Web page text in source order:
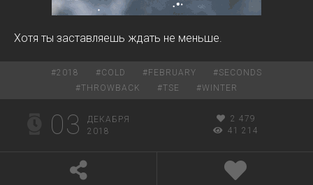
Хотя ты заставляешь ждать не меньше.
#2018 #COLD # FEBRUARY #SECONDS
#THROWBACK #TSE #WINTER
03
ДЕКАБРЯ
2018
2 479
41 214